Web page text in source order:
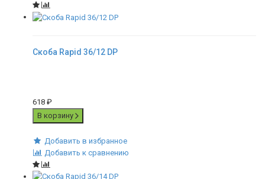
Скоба Rapid 36/12 DP
618 ₽
В корзину
Добавить в избранное
Добавить к сравнению